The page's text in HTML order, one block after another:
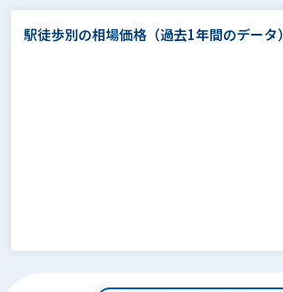
駅徒歩別の相場価格 （過去1年間のデータ）